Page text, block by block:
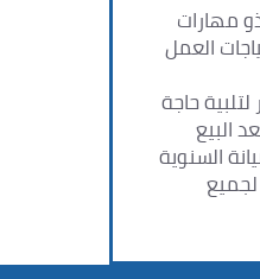
مهارات
العمل
حاجة
البيع
السنوية
لجميع